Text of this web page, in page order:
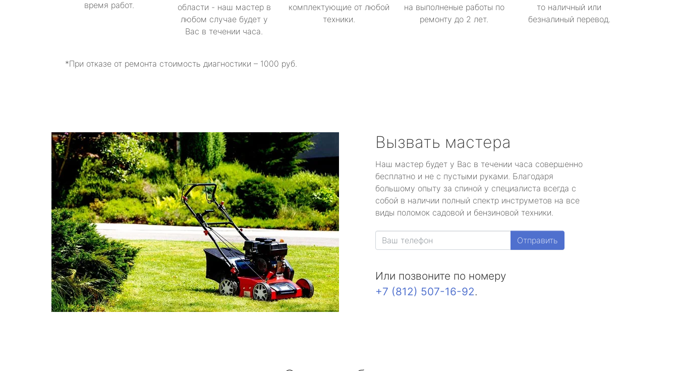
время работ.
области - наш мастер в
любом случае будет у
Вас в течении часа.
комплектующие от любой
техники.
на выполненые работы по
ремонту до 2 лет.
то наличный или
безналиный перевод.
*При отказе от ремонта стоимость диагностики – 1000 руб.
Вызвать мастера
Наш мастер будет у Вас в течении часа совершенно
бесплатно и не с пустыми руками. Благодаря
большому опыту за спиной у специалиста всегда с
собой в наличии полный спектр инструметов на все
виды поломок садовой и бензиновой техники.
Отправить
Или позвоните по номеру
+7 (812) 507-16-92.